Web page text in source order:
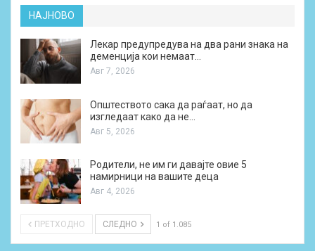
НАЈНОВО
Лекар предупредува на два рани знака на
деменција кои немаат…
Авг 7, 2026
Општеството сака да раѓаат, но да
изгледаат како да не…
Авг 5, 2026
Родители, не им ги давајте овие 5
намирници на вашите деца
Авг 4, 2026
ПРЕТХОДНО СЛЕДНО 1 of 1.085